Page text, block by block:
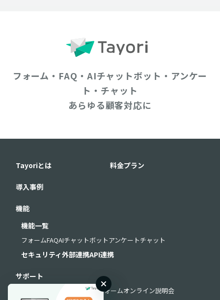
フォーム・FAQ・AIチャットボット・アンケー
ト・チャット
あらゆる顧客対応に
Tayoriとは 料金プラン
導入事例
機能
機能一覧
フォームFAQAIチャットボットアンケートチャット
セキュリティ外部連携API連携
サポート
お問い合わせフォームオンライン説明会